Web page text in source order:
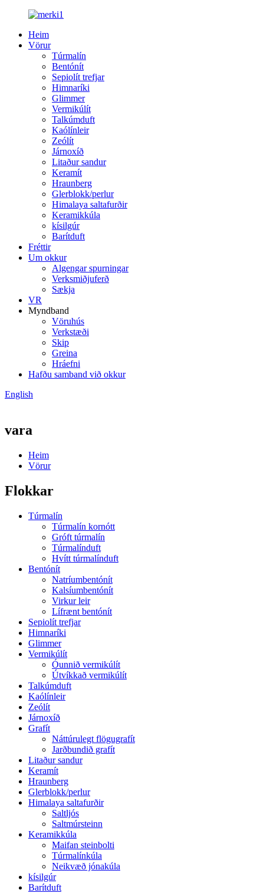
Heim
Vörur
Túrmalín
Bentónít
Sepiolít trefjar
Himnaríki
Glimmer
Vermikúlít
Talkúmduft
Kaólínleir
Zeólít
Járnoxíð
Litaður sandur
Keramít
Hraunberg
Glerblokk/perlur
Himalaya saltafurðir
Keramikkúla
kísilgúr
Barítduft
Fréttir
Um okkur
Algengar spurningar
Verksmiðjuferð
Sækja
VR
Myndband
Vöruhús
Verkstæði
Skip
Greina
Hráefni
Hafðu samband við okkur
English
vara
Heim
Vörur
Flokkar
Túrmalín
Túrmalín kornótt
Gróft túrmalín
Túrmalínduft
Hvítt túrmalínduft
Bentónít
Natríumbentónít
Kalsíumbentónít
Virkur leir
Lífrænt bentónít
Sepiolít trefjar
Himnaríki
Glimmer
Vermikúlít
Óunnið vermikúlít
Útvíkkað vermikúlít
Talkúmduft
Kaólínleir
Zeólít
Járnoxíð
Grafít
Náttúrulegt flögugrafít
Jarðbundið grafít
Litaður sandur
Keramít
Hraunberg
Glerblokk/perlur
Himalaya saltafurðir
Saltljós
Saltmúrsteinn
Keramikkúla
Maifan steinbolti
Túrmalínkúla
Neikvæð jónakúla
kísilgúr
Barítduft